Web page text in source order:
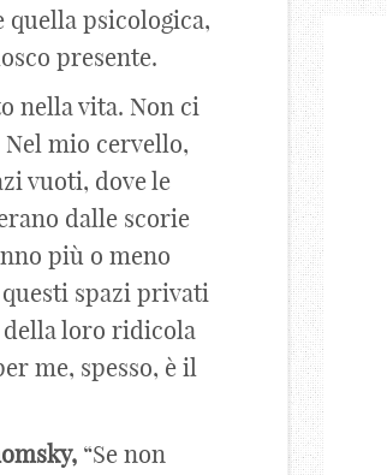
psicologica,
presente.
nella vita. Non ci
mio cervello,
vuoti, dove le
dalle scorie
più o meno
spazi privati
loro ridicola
me, spesso, è il
“Se non